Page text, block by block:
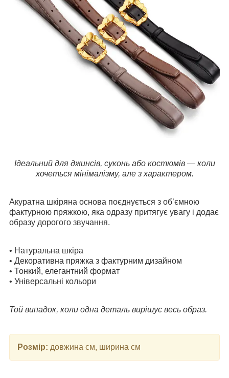
Ідеальний для джинсів, суконь або костюмів — коли
хочеться мінімалізму, але з характером.
Акуратна шкіряна основа поєднується з об’ємною
фактурною пряжкою, яка одразу притягує увагу і додає
образу дорогого звучання.
• Натуральна шкіра
• Декоративна пряжка з фактурним дизайном
• Тонкий, елегантний формат
• Універсальні кольори
Той випадок, коли одна деталь вирішує весь образ.
Розмір: довжина см, ширина см